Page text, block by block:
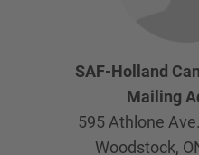
SAF-Holland
Mailing
595 Athlone
Woodstock,